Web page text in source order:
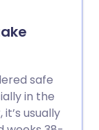
safe
in the
usually